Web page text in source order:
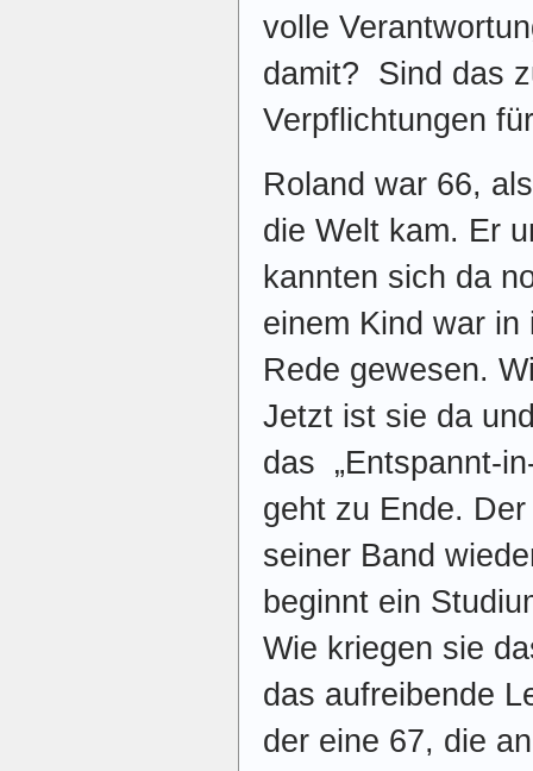
volle
damit? Sind das
Verpflichtungen
Roland war 66,
die Welt kam. Er
kannten sich da
einem Kind war
Rede gewesen.
Jetzt ist sie da
das „Entspannt-
geht zu Ende.
seiner Band
beginnt ein
Wie kriegen sie
das aufreibende
der eine 67, die